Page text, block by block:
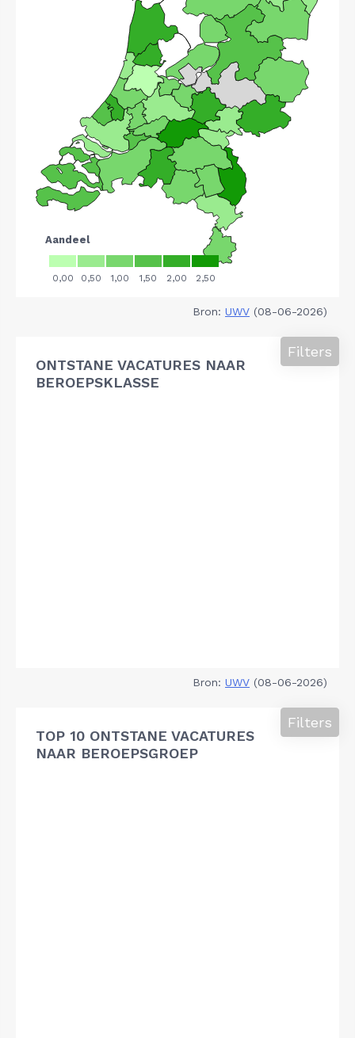
Bron: UWV (08-06-2026)
ONTSTANE VACATURES NAAR
BEROEPSKLASSE
Filters
Bron: UWV (08-06-2026)
TOP 10 ONTSTANE VACATURES
NAAR BEROEPSGROEP
Filters